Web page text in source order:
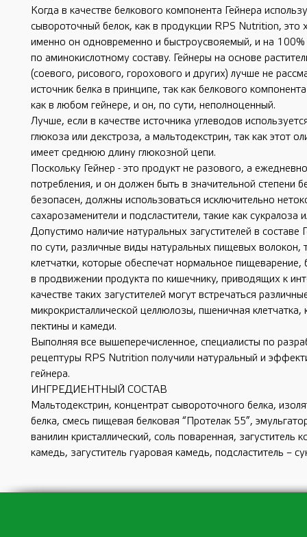
Когда в качестве белкового компонента Гейнера
сывороточный белок, как в продукции RPS Nutrition, это
именно он одновременно и быстроусвояемый, и на
по аминокислотному составу. Гейнеры на основе
(соевого, рисового, горохового и других) лучше не
источник белка в принципе, так как белкового
как в любом гейнере, и он, по сути, неполноценный.
Лучше, если в качестве источника углеводов
глюкоза или декстроза, а мальтодекстрин, так как этот
имеет среднюю длину глюкозной цепи.
Поскольку Гейнер - это продукт не разового, а
потребления, и он должен быть в значительной степени
безопасен, должны использоваться исключительно
сахарозаменители и подсластители, такие как сукралоза
Допустимо наличие натуральных загустителей в составе
по сути, различные виды натуральных пищевых волокон,
клетчатки, которые обеспечат нормальное пищеварение,
в продвижении продукта по кишечнику, приводящих к
качестве таких загустителей могут встречаться
микрокристаллической целлюлозы, пшеничная клетчатка,
пектины и камеди.
Выполняя все вышеперечисленное, специалисты по
рецептуры RPS Nutrition получили натуральный и
гейнера.
ИНГРЕДИЕНТНЫЙ СОСТАВ
Мальтодекстрин, концентрат сывороточного белка,
белка, смесь пищевая белковая “Протелак 55”,
ванилин кристаллический, соль поваренная, загуститель
камедь, загуститель гуаровая камедь, подсластитель –